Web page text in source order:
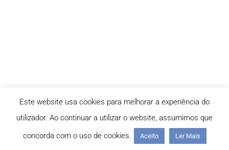
Este website usa cookies para melhorar a experiência do
utilizador. Ao continuar a utilizar o website, assumimos que
concorda com o uso de cookies.
Aceito Ler Mais